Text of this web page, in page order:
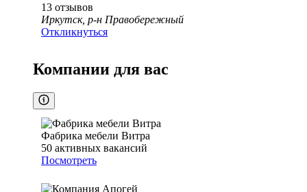
13 отзывов
Иркутск, р-н Правобережный
Откликнуться
Компании для вас
Фабрика мебели Витра
50 активных вакансий
Посмотреть